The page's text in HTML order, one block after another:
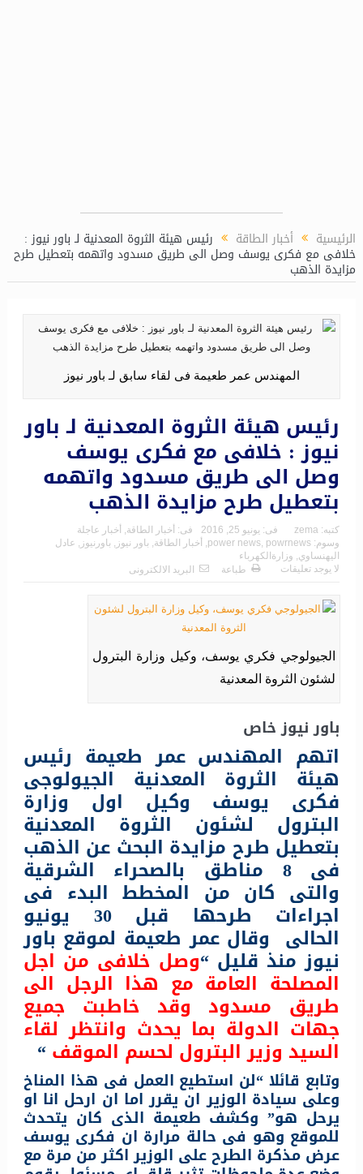
الرئيسية أخبار الطاقة رئيس هيئة الثروة المعدنية لـ باور نيوز :
خلافى مع فكرى يوسف وصل الى طريق مسدود واتهمه بتعطيل طرح
مزايدة الذهب
المهندس عمر طعيمة فى لقاء سابق لـ باور نيوز
رئيس هيئة الثروة المعدنية لـ باور
نيوز : خلافى مع فكرى يوسف
وصل الى طريق مسدود واتهمه
بتعطيل طرح مزايدة الذهب
كتبه: zema فى: يونيو 25, 2016 فى: أخبار الطاقة
أخبار عاجلة
وسوم:
power news powrnews أخبار الطاقة باور نيوز باورنيوز
عادل
اليهنساوي وزارةالكهرباء
لا يوجد تعليقات
طباعة البريد الالكترونى
الجيولوجي فكري يوسف، وكيل وزارة البترول
لشئون الثروة المعدنية
باور نيوز خاص
اتهم المهندس عمر طعيمة رئيس
هيئة الثروة المعدنية الجيولوجى
فكرى يوسف وكيل اول وزارة
البترول لشئون الثروة المعدنية
بتعطيل طرح مزايدة البحث عن الذهب
فى 8 مناطق بالصحراء الشرقية
والتى كان من المخطط البدء فى
اجراءات طرحها قبل 30 يونيو
الحالى وقال عمر طعيمة لموقع باور
نيوز منذ قليل “وصل خلافى من اجل
المصلحة العامة مع هذا الرجل الى
طريق مسدود وقد خاطبت جميع
جهات الدولة بما يحدث وانتظر لقاء
السيد وزير البترول لحسم الموقف“
وتابع قائلا “لن استطيع العمل فى هذا المناخ
وعلى سيادة الوزير ان يقرر اما ان ارحل انا او
يرحل هو” وكشف طعيمة الذى كان يتحدث
للموقع وهو فى حالة مرارة ان فكرى يوسف
عرض مذكرة الطرح على الوزير اكثر من مرة مع